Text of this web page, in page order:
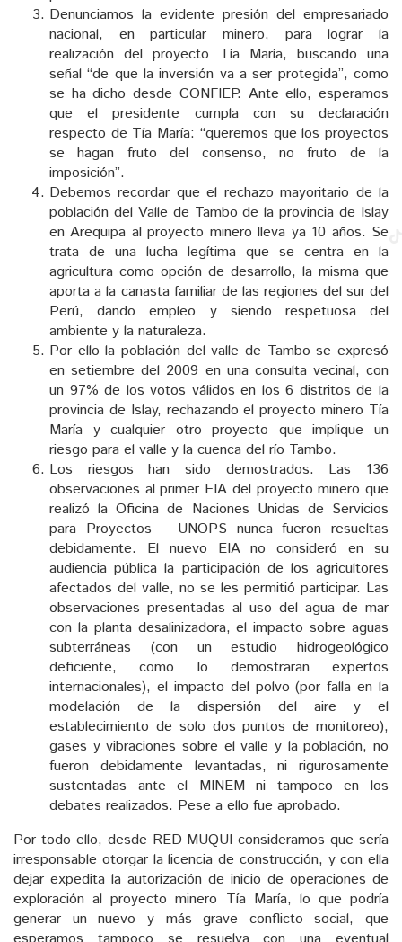
Denunciamos la evidente presión del empresariado
nacional, en particular minero, para lograr la
realización del proyecto Tía María, buscando una
señal “de que la inversión va a ser protegida”, como
se ha dicho desde CONFIEP. Ante ello, esperamos
que el presidente cumpla con su declaración
respecto de Tía María: “queremos que los proyectos
se hagan fruto del consenso, no fruto de la
imposición”.
Debemos recordar que el rechazo mayoritario de la
población del Valle de Tambo de la provincia de Islay
en Arequipa al proyecto minero lleva ya 10 años. Se
trata de una lucha legítima que se centra en la
agricultura como opción de desarrollo, la misma que
aporta a la canasta familiar de las regiones del sur del
Perú, dando empleo y siendo respetuosa del
ambiente y la naturaleza.
Por ello la población del valle de Tambo se expresó
en setiembre del 2009 en una consulta vecinal, con
un 97% de los votos válidos en los 6 distritos de la
provincia de Islay, rechazando el proyecto minero Tía
María y cualquier otro proyecto que implique un
riesgo para el valle y la cuenca del río Tambo.
Los riesgos han sido demostrados. Las 136
observaciones al primer EIA del proyecto minero que
realizó la Oficina de Naciones Unidas de Servicios
para Proyectos – UNOPS nunca fueron resueltas
debidamente. El nuevo EIA no consideró en su
audiencia pública la participación de los agricultores
afectados del valle, no se les permitió participar. Las
observaciones presentadas al uso del agua de mar
con la planta desalinizadora, el impacto sobre aguas
subterráneas (con un estudio hidrogeológico
deficiente, como lo demostraran expertos
internacionales), el impacto del polvo (por falla en la
modelación de la dispersión del aire y el
establecimiento de solo dos puntos de monitoreo),
gases y vibraciones sobre el valle y la población, no
fueron debidamente levantadas, ni rigurosamente
sustentadas ante el MINEM ni tampoco en los
debates realizados. Pese a ello fue aprobado.
Por todo ello, desde RED MUQUI consideramos que sería
irresponsable otorgar la licencia de construcción, y con ella
dejar expedita la autorización de inicio de operaciones de
exploración al proyecto minero Tía María, lo que podría
generar un nuevo y más grave conflicto social, que